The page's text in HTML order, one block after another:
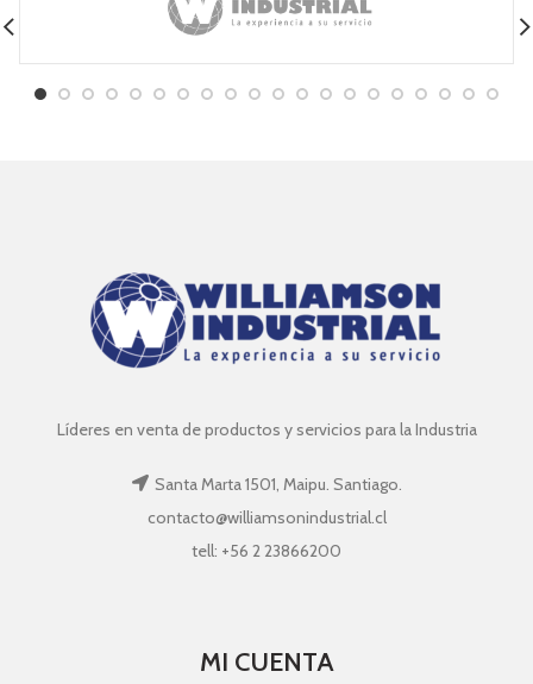
Líderes en venta de productos y servicios para la Industria
Santa Marta 1501, Maipu. Santiago.
contacto@williamsonindustrial.cl
tell: +56 2 23866200
MI CUENTA